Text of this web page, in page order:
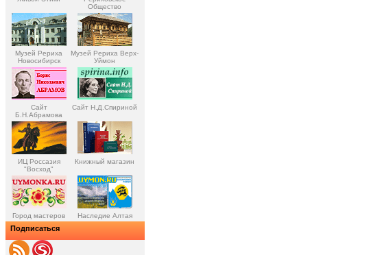
Общество
Музей Рериха
Новосибирск
Музей Рериха Верх-
Уймон
Сайт
Б.Н.Абрамова
Сайт Н.Д.Спириной
ИЦ Россазия
"Восход"
Книжный магазин
Город мастеров Наследие Алтая
Подписаться